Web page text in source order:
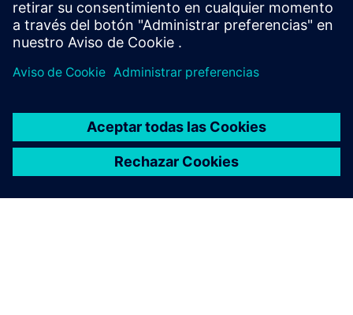
Más información